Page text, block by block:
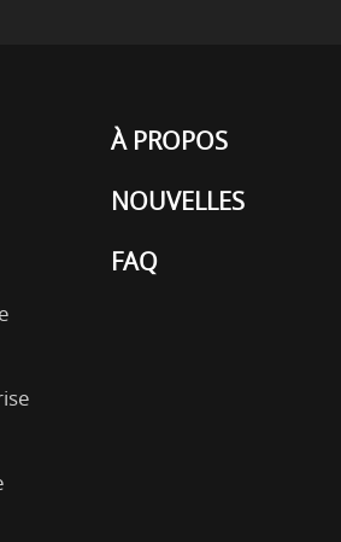
À PROPOS
NOUVELLES
FAQ